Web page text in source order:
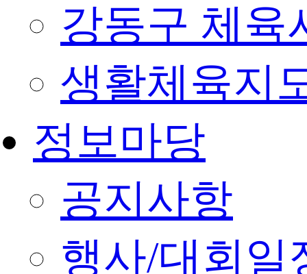
강동구 체육
생활체육지
정보마당
공지사항
행사/대회일